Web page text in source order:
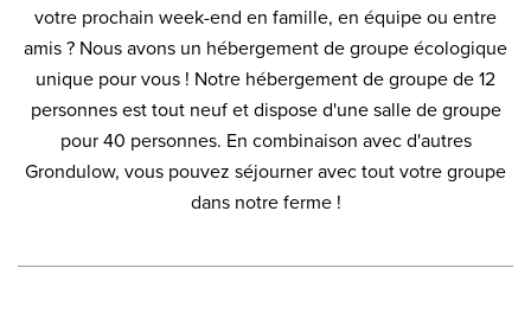
votre prochain week-end en famille, en équipe ou entre
amis ? Nous avons un hébergement de groupe écologique
unique pour vous ! Notre hébergement de groupe de 12
personnes est tout neuf et dispose d'une salle de groupe
pour 40 personnes. En combinaison avec d'autres
Grondulow, vous pouvez séjourner avec tout votre groupe
dans notre ferme !